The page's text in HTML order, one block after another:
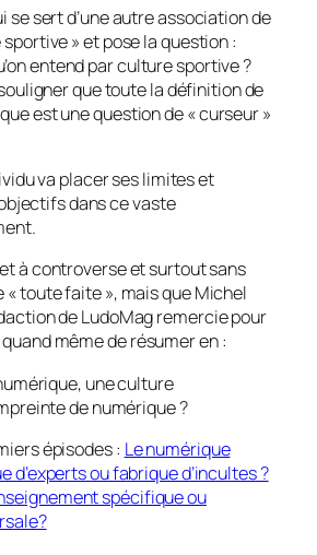
se sert d’une autre association de
sportive» et pose la question :
entend par culture sportive ?
que toute la définition de
est une question de «curseur»
va placer ses limites et
dans ce vaste
à controverse et surtout sans
«toute faite», mais que Michel
de LudoMag remercie pour
même de résumer en :
une culture
de numérique ?
épisodes : Le numérique
d’experts ou fabrique d’incultes ?
spécifique ou